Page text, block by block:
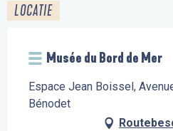
LOCATIE
Musée du Bord de Mer
Espace Jean Boissel,
Bénodet